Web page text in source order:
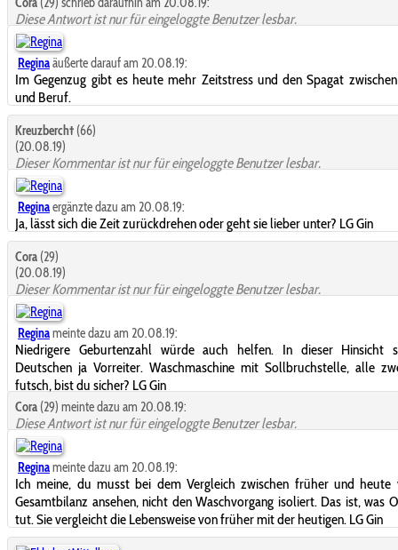
Diese Antwort ist nur für eingeloggte Benutzer lesbar.
Reginaäußerte darauf am 20.08.19:
Im Gegenzug gibt es heute mehr Zeitstress und den Spagat
und Beruf.
Kreuzberch† (66)
(20.08.19)
Dieser Kommentar ist nur für eingeloggte Benutzer lesbar.
Reginaergänzte dazu am 20.08.19:
Ja, lässt sich die Zeit zurückdrehen oder geht sie lieber unter? LG Gin
Cora (29)
(20.08.19)
Dieser Kommentar ist nur für eingeloggte Benutzer lesbar.
Reginameinte dazu am 20.08.19:
Niedrigere Geburtenzahl würde auch helfen. In dieser Hinsicht
Deutschen ja Vorreiter. Waschmaschine mit Sollbruchstelle, alle
futsch, bist du sicher? LG Gin
Cora (29) meinte dazu am 20.08.19:
Diese Antwort ist nur für eingeloggte Benutzer lesbar.
Reginameinte dazu am 20.08.19:
Ich meine, du musst bei dem Vergleich zwischen früher und
Gesamtbilanz ansehen, nicht den Waschvorgang isoliert. Das ist, was
tut. Sie vergleicht die Lebensweise von früher mit der heutigen. LG Gin